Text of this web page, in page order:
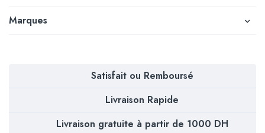
Marques
Satisfait ou Remboursé
Livraison Rapide
Livraison gratuite à partir de 1000 DH